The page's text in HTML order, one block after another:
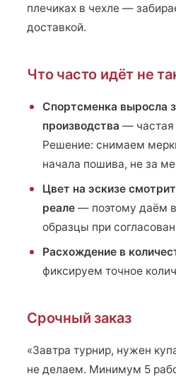
плечиках в чехле —
доставкой.
Что часто идёт не
Спортсменка выросла
производства — частая
Решение: снимаем
начала пошива, не за
Цвет на эскизе
реале — поэтому даём
образцы при
Расхождение в
фиксируем точное
Срочный заказ
«Завтра турнир, нужен
не делаем. Минимум 5